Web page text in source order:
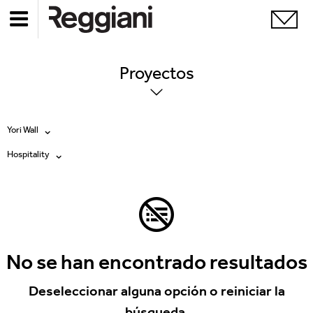
Proyectos
Yori Wall
Todos los productos
Mood Evo
Traceline System
Hospitality
No se han encontrado resultados
Deseleccionar alguna opción o reiniciar la